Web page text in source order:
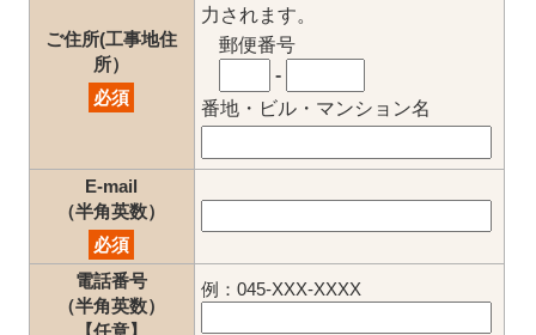
ご住所(工事地住
所）
必須
力されます。
郵便番号
-
番地・ビル・マンション名
E-mail
（半角英数）
必須
電話番号
（半角英数）
【任意】
例：045-XXX-XXXX